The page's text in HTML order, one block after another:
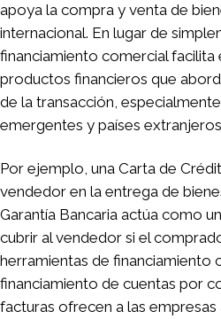
apoya la compra y venta de
internacional. En lugar de
financiamiento comercial
productos financieros que
de la transacción,
emergentes y países
Por ejemplo, una Carta de
vendedor en la entrega de
Garantía Bancaria actúa como
cubrir al vendedor si el
herramientas de financiamiento
financiamiento de cuentas por
facturas ofrecen a las